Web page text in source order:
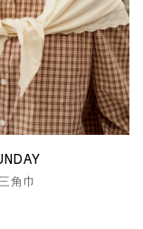
角巾